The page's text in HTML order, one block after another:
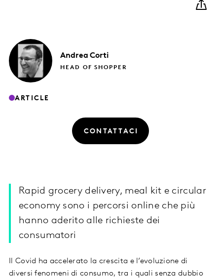
Andrea Corti
HEAD OF SHOPPER
ARTICLE
CONTATTACI
Rapid grocery delivery, meal kit e circular
economy sono i percorsi online che più
hanno aderito alle richieste dei
consumatori
Il Covid ha accelerato la crescita e l’evoluzione di
diversi fenomeni di consumo, tra i quali senza dubbio